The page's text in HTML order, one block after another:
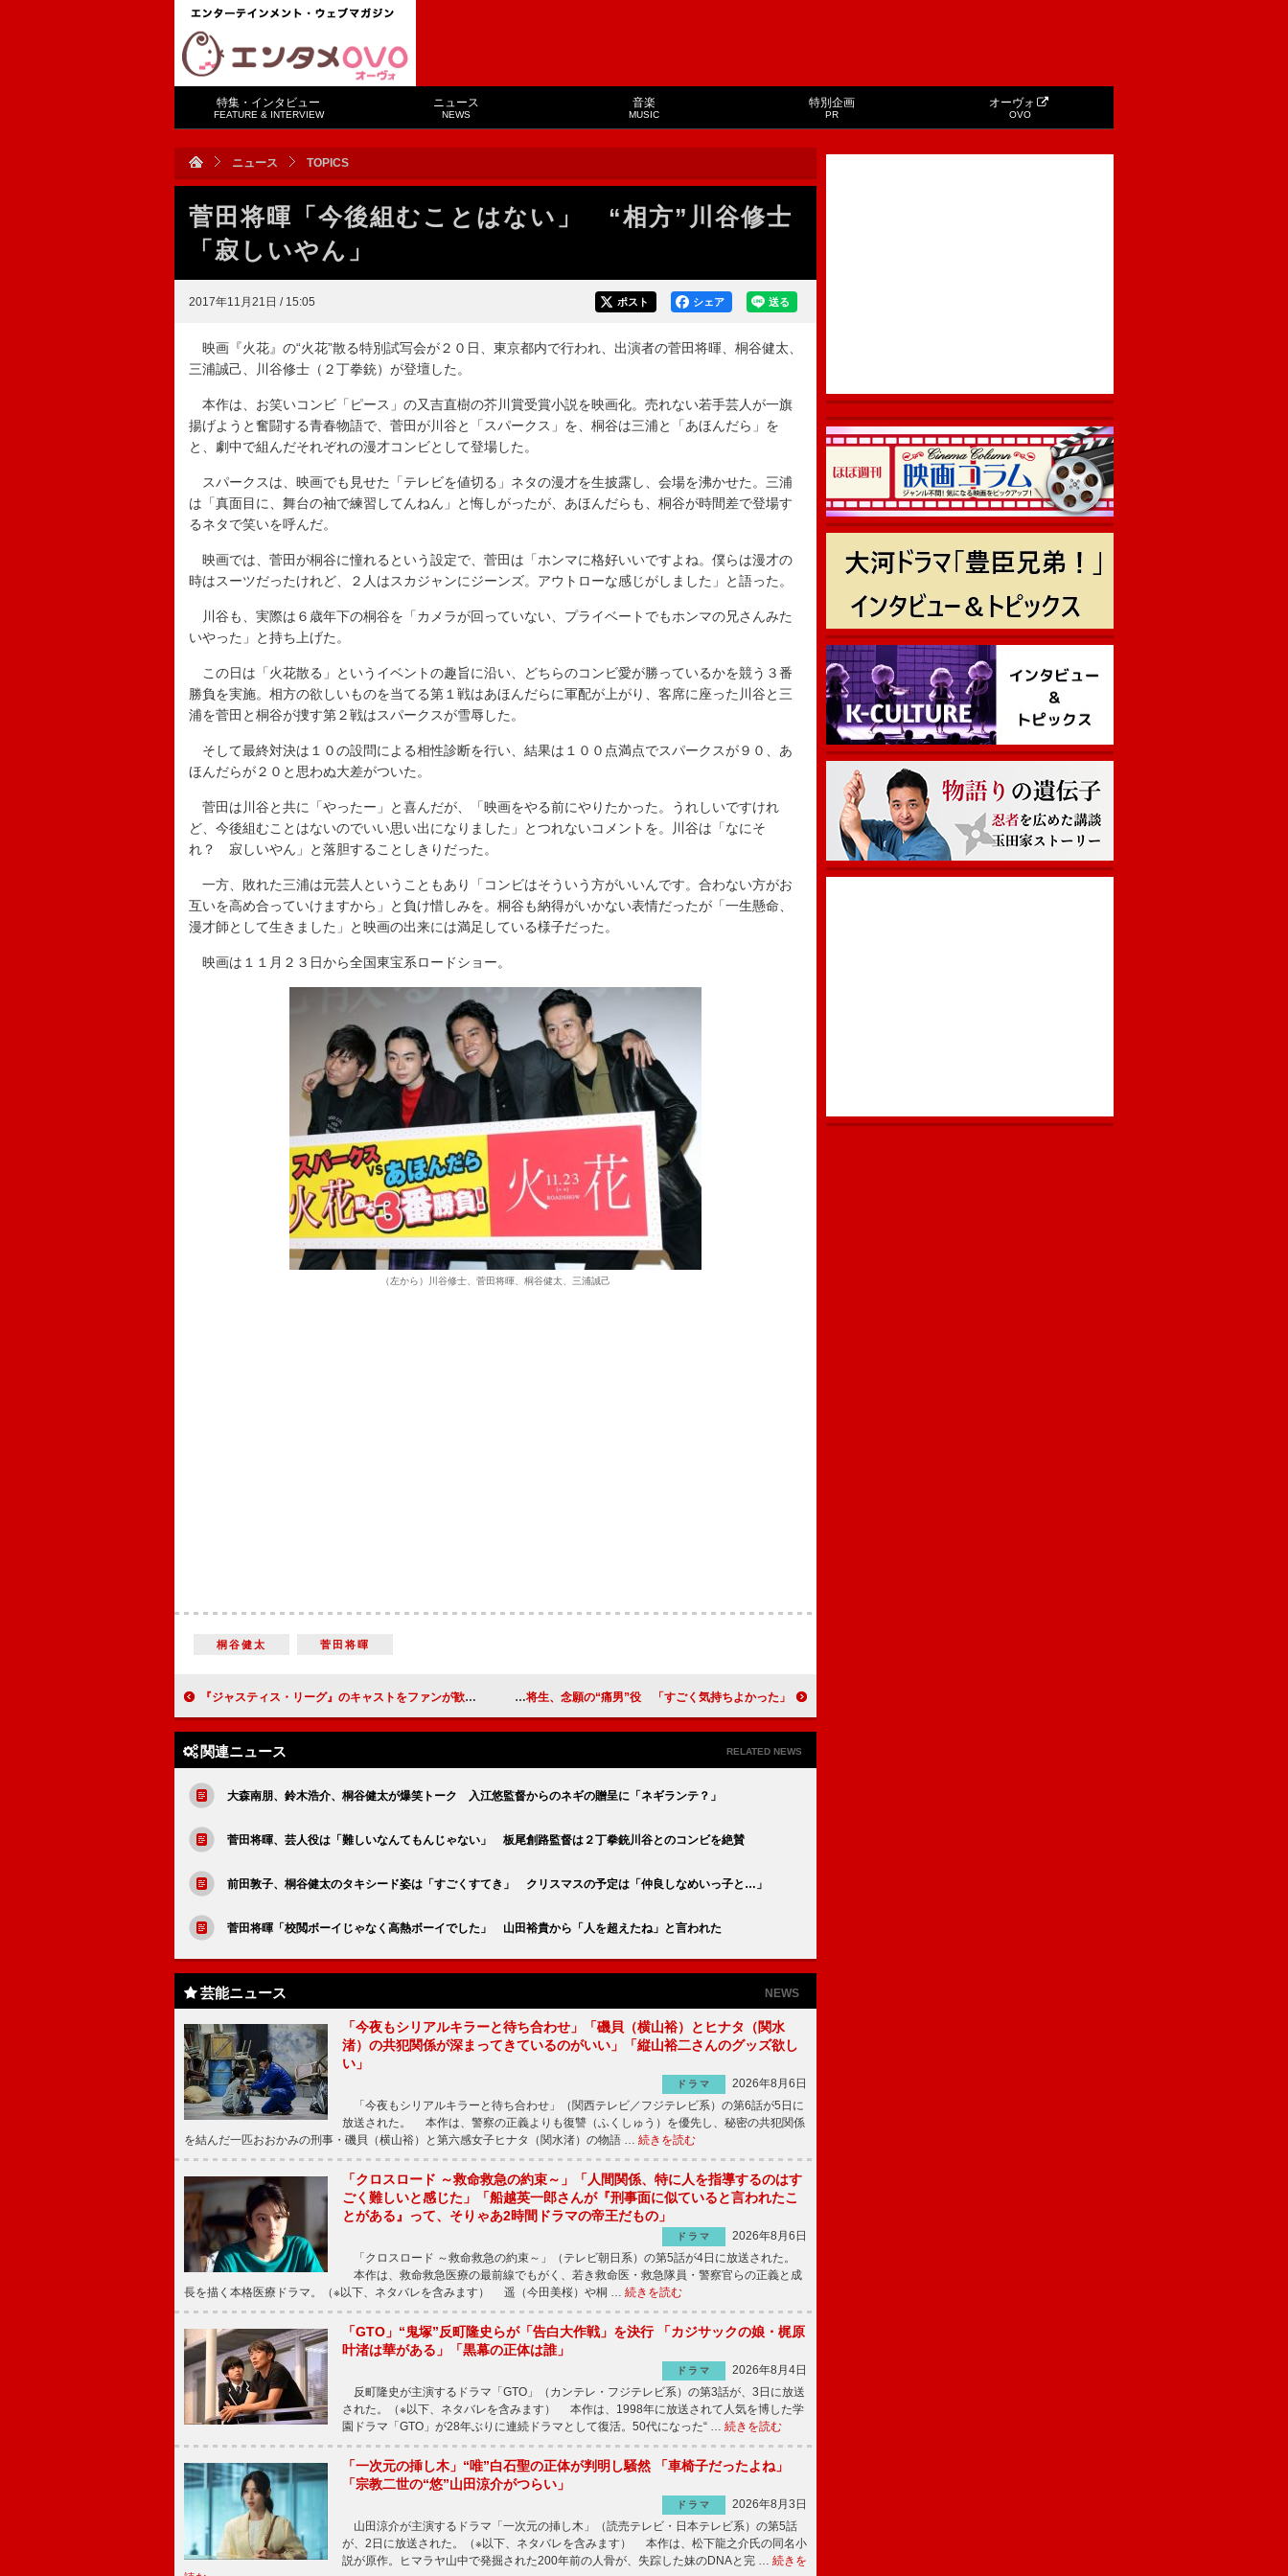
特集・インタビュー
FEATURE & INTERVIEW
ニュース
NEWS
音楽
MUSIC
特別企画
PR
オーヴォ
OVO
ニュース TOPICS
菅田将暉「今後組むことはない」 “相方”川谷修士
「寂しいやん」
2017年11月21日 / 15:05 送る
シェア
ポスト
映画『火花』の“火花”散る特別試写会が２０日、東京都内で行われ、出演者の菅田将暉、桐谷健太、
三浦誠己、川谷修士（２丁拳銃）が登壇した。
本作は、お笑いコンビ「ピース」の又吉直樹の芥川賞受賞小説を映画化。売れない若手芸人が一旗
揚げようと奮闘する青春物語で、菅田が川谷と「スパークス」を、桐谷は三浦と「あほんだら」を
と、劇中で組んだそれぞれの漫才コンビとして登場した。
スパークスは、映画でも見せた「テレビを値切る」ネタの漫才を生披露し、会場を沸かせた。三浦
は「真面目に、舞台の袖で練習してんねん」と悔しがったが、あほんだらも、桐谷が時間差で登場す
るネタで笑いを呼んだ。
映画では、菅田が桐谷に憧れるという設定で、菅田は「ホンマに格好いいですよね。僕らは漫才の
時はスーツだったけれど、２人はスカジャンにジーンズ。アウトローな感じがしました」と語った。
川谷も、実際は６歳年下の桐谷を「カメラが回っていない、プライベートでもホンマの兄さんみた
いやった」と持ち上げた。
この日は「火花散る」というイベントの趣旨に沿い、どちらのコンビ愛が勝っているかを競う３番
勝負を実施。相方の欲しいものを当てる第１戦はあほんだらに軍配が上がり、客席に座った川谷と三
浦を菅田と桐谷が捜す第２戦はスパークスが雪辱した。
そして最終対決は１０の設問による相性診断を行い、結果は１００点満点でスパークスが９０、あ
ほんだらが２０と思わぬ大差がついた。
菅田は川谷と共に「やったー」と喜んだが、「映画をやる前にやりたかった。うれしいですけれ
ど、今後組むことはないのでいい思い出になりました」とつれないコメントを。川谷は「なにそ
れ？ 寂しいやん」と落胆することしきりだった。
一方、敗れた三浦は元芸人ということもあり「コンビはそういう方がいいんです。合わない方がお
互いを高め合っていけますから」と負け惜しみを。桐谷も納得がいかない表情だったが「一生懸命、
漫才師として生きました」と映画の出来には満足している様子だった。
映画は１１月２３日から全国東宝系ロードショー。
（左から）川谷修士、菅田将暉、桐谷健太、三浦誠己
桐谷健太 菅田将暉
『ジャスティス・リーグ』のキャストをファンが歓迎 「縁起熊手」に願い事を 岡田将生、念願の“痛男”役 「すごく気持ちよかった」
関連ニュース RELATED NEWS
大森南朋、鈴木浩介、桐谷健太が爆笑トーク 入江悠監督からのネギの贈呈に「ネギランテ？」
菅田将暉、芸人役は「難しいなんてもんじゃない」 板尾創路監督は２丁拳銃川谷とのコンビを絶賛
前田敦子、桐谷健太のタキシード姿は「すごくすてき」 クリスマスの予定は「仲良しなめいっ子と…」
菅田将暉「校閲ボーイじゃなく高熱ボーイでした」 山田裕貴から「人を超えたね」と言われた
芸能ニュース NEWS
「今夜もシリアルキラーと待ち合わせ」「磯貝（横山裕）とヒナタ（関水
渚）の共犯関係が深まってきているのがいい」「縦山裕二さんのグッズ欲し
い」
ドラマ
2026年8月6日
「今夜もシリアルキラーと待ち合わせ」（関西テレビ／フジテレビ系）の第6話が5日に
放送された。 本作は、警察の正義よりも復讐（ふくしゅう）を優先し、秘密の共犯関係
を結んだ一匹おおかみの刑事・磯貝（横山裕）と第六感女子ヒナタ（関水渚）の物語 … 続きを読む
「クロスロード ～救命救急の約束～」「人間関係、特に人を指導するのはす
ごく難しいと感じた」「船越英一郎さんが『刑事面に似ていると言われたこ
とがある』って、そりゃあ2時間ドラマの帝王だもの」
ドラマ
2026年8月6日
「クロスロード ～救命救急の約束～」（テレビ朝日系）の第5話が4日に放送された。
本作は、救命救急医療の最前線でもがく、若き救命医・救急隊員・警察官らの正義と成
長を描く本格医療ドラマ。（※以下、ネタバレを含みます） 遥（今田美桜）や桐 … 続きを読む
「GTO」“鬼塚”反町隆史らが「告白大作戦」を決行 「カジサックの娘・梶原
叶渚は華がある」「黒幕の正体は誰」
ドラマ
2026年8月4日
反町隆史が主演するドラマ「GTO」（カンテレ・フジテレビ系）の第3話が、3日に放送
された。（※以下、ネタバレを含みます） 本作は、1998年に放送されて人気を博した学
園ドラマ「GTO」が28年ぶりに連続ドラマとして復活。50代になった“ … 続きを読む
「一次元の挿し木」“唯”白石聖の正体が判明し騒然 「車椅子だったよね」
「宗教二世の“悠”山田涼介がつらい」
ドラマ
2026年8月3日
山田涼介が主演するドラマ「一次元の挿し木」（読売テレビ・日本テレビ系）の第5話
が、2日に放送された。（※以下、ネタバレを含みます） 本作は、松下龍之介氏の同名小
説が原作。ヒマラヤ山中で発掘された200年前の人骨が、失踪した妹のDNAと完 … 続きを